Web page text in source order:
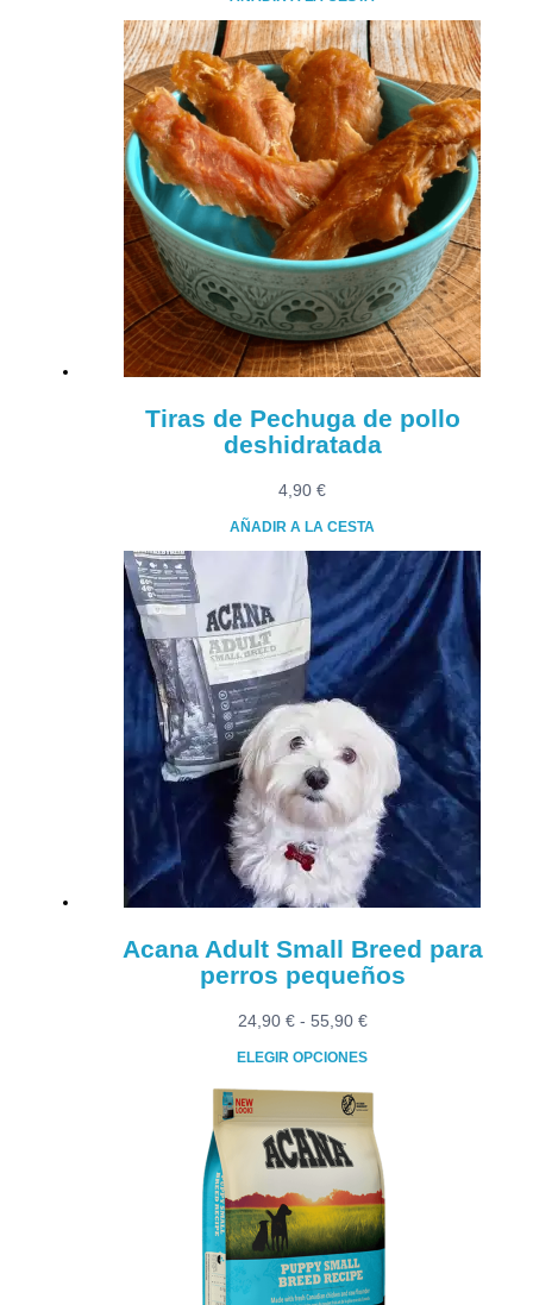
era:
14,10 €.
es:
7,05 €.
Tiras de Pechuga de pollo
deshidratada
4,90 €
AÑADIR A LA CESTA
Acana Adult Small Breed para
perros pequeños
24,90 € - 55,90 €Rango
desde
24,90 €
hasta
55,90 €
ELEGIR OPCIONES
Este
producto
tiene
múltiples
variantes.
Las
opciones
se